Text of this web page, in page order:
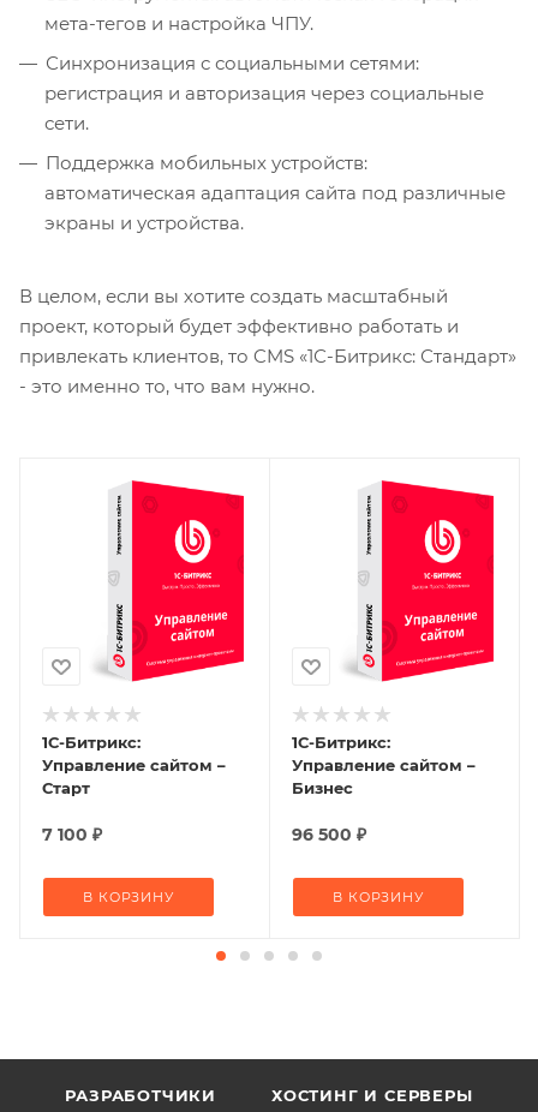
мета-тегов и настройка ЧПУ.
Синхронизация с социальными сетями:
регистрация и авторизация через социальные
сети.
Поддержка мобильных устройств:
автоматическая адаптация сайта под различные
экраны и устройства.
В целом, если вы хотите создать масштабный
проект, который будет эффективно работать и
привлекать клиентов, то CMS «1С-Битрикс: Стандарт»
- это именно то, что вам нужно.
1С-Битрикс:
Управление сайтом –
Старт
7 100 ₽
В КОРЗИНУ
1С-Битрикс:
Управление сайтом –
Бизнес
96 500 ₽
В КОРЗИНУ
РАЗРАБОТЧИКИ ХОСТИНГ И СЕРВЕРЫ